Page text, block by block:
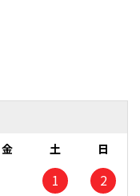
金 土 日
1
2